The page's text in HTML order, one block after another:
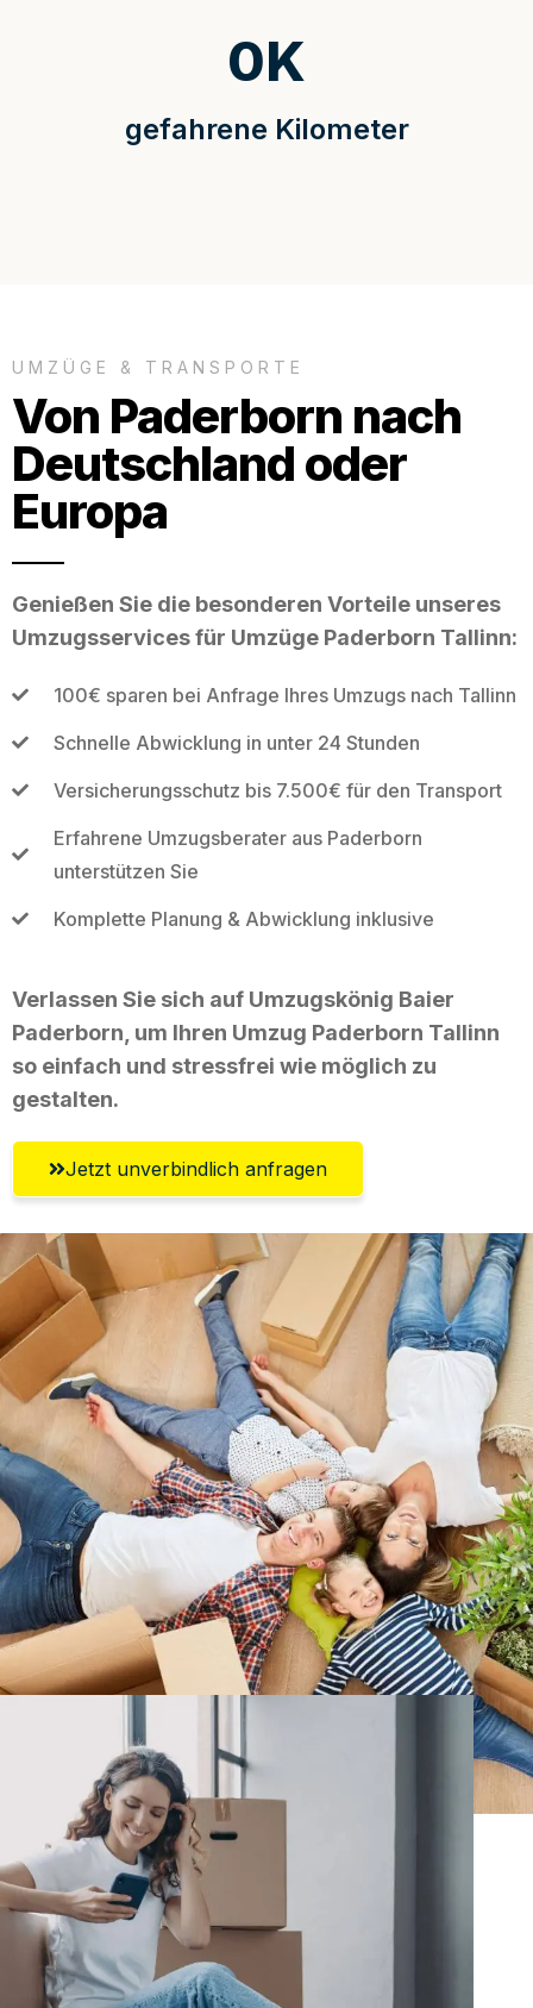
gefahrene Kilometer
0K
UMZÜGE & TRANSPORTE
Von Paderborn nach
Deutschland oder
Europa
Genießen Sie die besonderen Vorteile unseres
Umzugsservices für Umzüge Paderborn Tallinn:
100€ sparen bei Anfrage Ihres Umzugs nach Tallinn
Schnelle Abwicklung in unter 24 Stunden
Versicherungsschutz bis 7.500€ für den Transport
Erfahrene Umzugsberater aus Paderborn
unterstützen Sie
Komplette Planung & Abwicklung inklusive
Verlassen Sie sich auf Umzugskönig Baier
Paderborn, um Ihren Umzug Paderborn Tallinn
so einfach und stressfrei wie möglich zu
gestalten.
Jetzt unverbindlich anfragen